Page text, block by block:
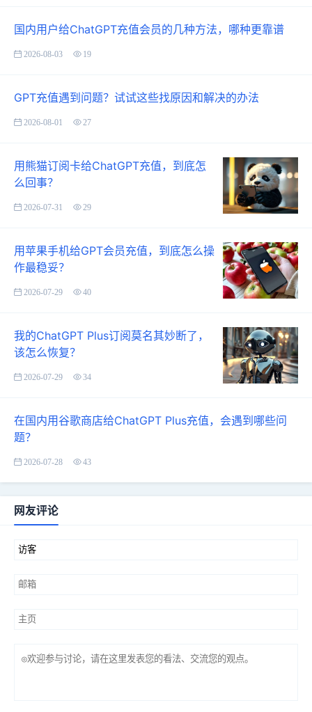
国内用户给ChatGPT充值会员的几种方法，哪种更靠谱
2026-08-03 19
GPT充值遇到问题？试试这些找原因和解决的办法
2026-08-01 27
用熊猫订阅卡给ChatGPT充值，到底怎
么回事？
2026-07-31 29
用苹果手机给GPT会员充值，到底怎么操
作最稳妥？
2026-07-29 40
我的ChatGPT Plus订阅莫名其妙断了，
该怎么恢复？
2026-07-29 34
在国内用谷歌商店给ChatGPT Plus充值，会遇到哪些问
题？
2026-07-28 43
网友评论